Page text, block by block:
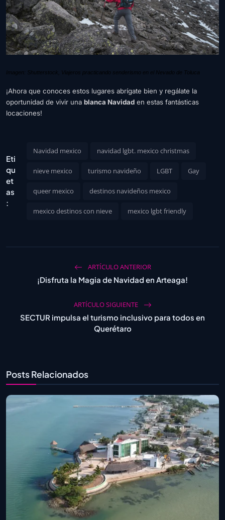
Imagen: Shutterstock, Viajeros practicando senderismo en el Nevado de Toluca
¡Ahora que conoces estos lugares abrígate bien y regálate la
oportunidad de vivir una blanca Navidad en estas fantásticas
locaciones!
Eti
qu
et
as
:
Navidad mexico navidad lgbt. mexico christmas
nieve mexico turismo navideño LGBT Gay
queer mexico destinos navideños mexico
mexico destinos con nieve mexico lgbt friendly
ARTÍCULO ANTERIOR
¡Disfruta la Magia de Navidad en Arteaga!
ARTÍCULO SIGUIENTE
SECTUR impulsa el turismo inclusivo para todos en
Querétaro
Posts Relacionados